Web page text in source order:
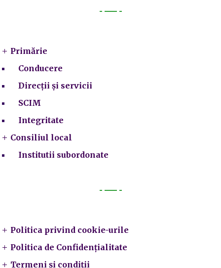
Primărie
Conducere
Direcții și servicii
SCIM
Integritate
Consiliul local
Institutii subordonate
Politica privind cookie-urile
Politica de Confidențialitate
Termeni și condiții